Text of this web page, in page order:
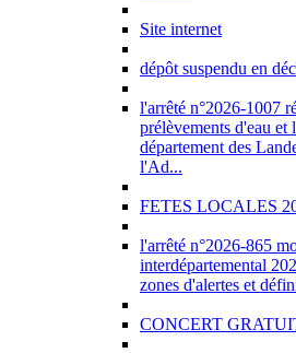
Site internet
dépôt suspendu en
l'arrêté n°2026-1007
prélèvements d'eau et
département des
l'Ad...
FETES LOCALES
l'arrêté n°2026-865
interdépartemental
zones d'alertes et
CONCERT